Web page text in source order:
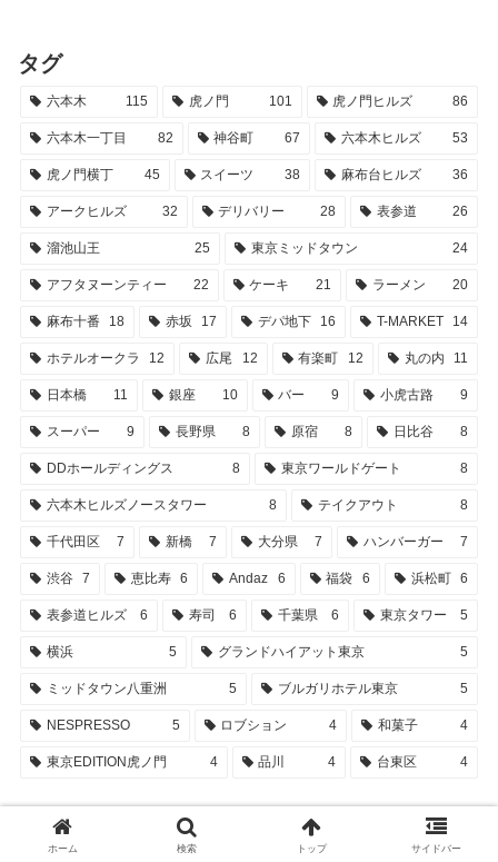
タグ
六本木 115 虎ノ門 101 虎ノ門ヒルズ 86
六本木一丁目 82 神谷町 67 六本木ヒルズ 53
虎ノ門横丁 45 スイーツ 38 麻布台ヒルズ 36
アークヒルズ 32 デリバリー 28 表参道 26
溜池山王 25 東京ミッドタウン 24
アフタヌーンティー 22 ケーキ 21 ラーメン 20
麻布十番 18 赤坂 17 デパ地下 16 T-MARKET 14
ホテルオークラ 12 広尾 12 有楽町 12 丸の内 11
日本橋 11 銀座 10 バー 9 小虎古路 9
スーパー 9 長野県 8 原宿 8 日比谷 8
DDホールディングス 8 東京ワールドゲート 8
六本木ヒルズノースタワー 8 テイクアウト 8
千代田区 7 新橋 7 大分県 7 ハンバーガー 7
渋谷 7 恵比寿 6 Andaz 6 福袋 6 浜松町 6
表参道ヒルズ 6 寿司 6 千葉県 6 東京タワー 5
横浜 5 グランドハイアット東京 5
ミッドタウン八重洲 5 ブルガリホテル東京 5
NESPRESSO 5 ロブション 4 和菓子 4
東京EDITION虎ノ門 4 品川 4 台東区 4
ホーム 検索 トップ サイドバー